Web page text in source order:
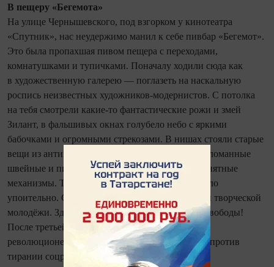
В пещеру «Бегемота»
На улице Чернышевского, под взгорком у кинотеатра
«Спутник», нас неудержимо манил к себе пивбар «Бегемот».
Это была пропахшая пивом пещера с переходами,
комнатушками и тупичками. Поначалу ходили сюда как
в художественную галерею — поглазеть на наскальную
роспись неизвестных художников-модернистов. С потолка
на тебя смотрели какие‑то фантастические рожи и змей
Зилант, в фальшивых окнах голубело небо с яркими
бабочками и огромными стрекозами. В нишах стояли старые
вещи из антикварной лавки: чугунные утюги, сломанные
швейные и пишущие машинки и какие-то непонятные
механизмы. Тянуть пивко в такой атмосфере было
упоительно. Сюда ходили толпы разношёрстной творческой
молодёжи. Здесь образовался островок пьяной свободы!
После третьей кружки студенты становились
революционерами. Во всю лились смелые речи против
тирании соцреализма.